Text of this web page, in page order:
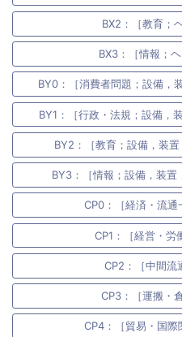
BX2：［教育；
BX3：［情報；
BY0：［消費者問題；設備，
BY1：［行政・法規；設備，
BY2：［教育；設備，装
BY3：［情報；設備，装
CP0：［経済・流
CP1：［経営・
CP2：［中間流
CP3：［運搬・
CP4：［貿易・国